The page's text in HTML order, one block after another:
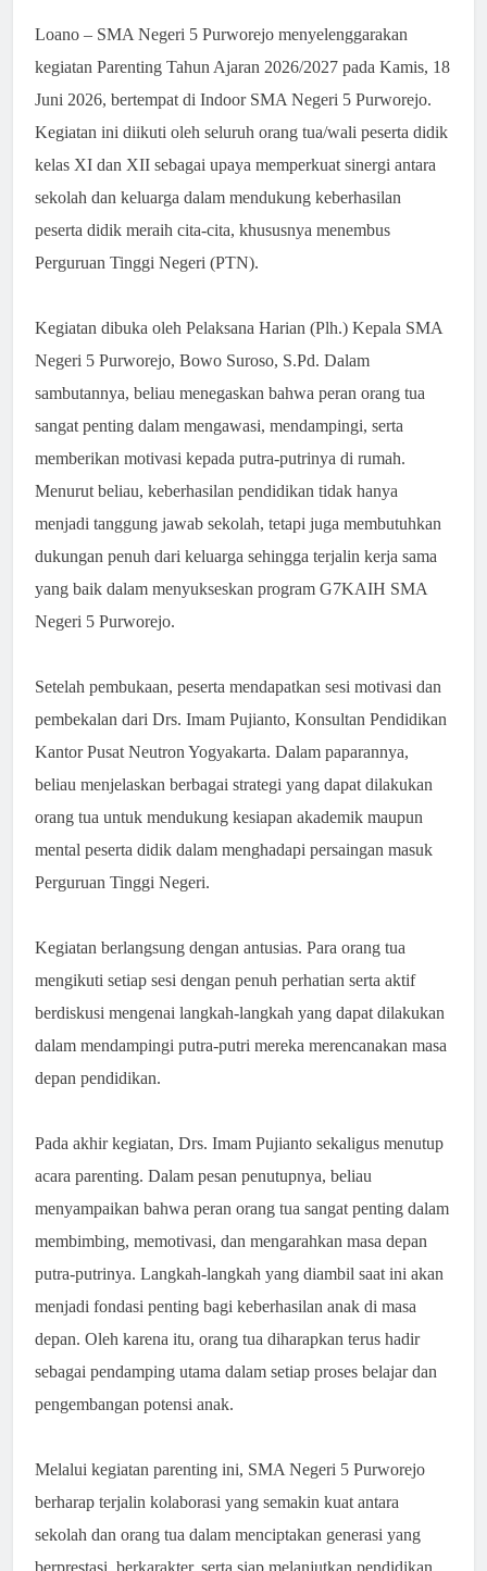
Loano – SMA Negeri 5 Purworejo menyelenggarakan
kegiatan Parenting Tahun Ajaran 2026/2027 pada Kamis, 18
Juni 2026, bertempat di Indoor SMA Negeri 5 Purworejo.
Kegiatan ini diikuti oleh seluruh orang tua/wali peserta didik
kelas XI dan XII sebagai upaya memperkuat sinergi antara
sekolah dan keluarga dalam mendukung keberhasilan
peserta didik meraih cita-cita, khususnya menembus
Perguruan Tinggi Negeri (PTN).
Kegiatan dibuka oleh Pelaksana Harian (Plh.) Kepala SMA
Negeri 5 Purworejo, Bowo Suroso, S.Pd. Dalam
sambutannya, beliau menegaskan bahwa peran orang tua
sangat penting dalam mengawasi, mendampingi, serta
memberikan motivasi kepada putra-putrinya di rumah.
Menurut beliau, keberhasilan pendidikan tidak hanya
menjadi tanggung jawab sekolah, tetapi juga membutuhkan
dukungan penuh dari keluarga sehingga terjalin kerja sama
yang baik dalam menyukseskan program G7KAIH SMA
Negeri 5 Purworejo.
Setelah pembukaan, peserta mendapatkan sesi motivasi dan
pembekalan dari Drs. Imam Pujianto, Konsultan Pendidikan
Kantor Pusat Neutron Yogyakarta. Dalam paparannya,
beliau menjelaskan berbagai strategi yang dapat dilakukan
orang tua untuk mendukung kesiapan akademik maupun
mental peserta didik dalam menghadapi persaingan masuk
Perguruan Tinggi Negeri.
Kegiatan berlangsung dengan antusias. Para orang tua
mengikuti setiap sesi dengan penuh perhatian serta aktif
berdiskusi mengenai langkah-langkah yang dapat dilakukan
dalam mendampingi putra-putri mereka merencanakan masa
depan pendidikan.
Pada akhir kegiatan, Drs. Imam Pujianto sekaligus menutup
acara parenting. Dalam pesan penutupnya, beliau
menyampaikan bahwa peran orang tua sangat penting dalam
membimbing, memotivasi, dan mengarahkan masa depan
putra-putrinya. Langkah-langkah yang diambil saat ini akan
menjadi fondasi penting bagi keberhasilan anak di masa
depan. Oleh karena itu, orang tua diharapkan terus hadir
sebagai pendamping utama dalam setiap proses belajar dan
pengembangan potensi anak.
Melalui kegiatan parenting ini, SMA Negeri 5 Purworejo
berharap terjalin kolaborasi yang semakin kuat antara
sekolah dan orang tua dalam menciptakan generasi yang